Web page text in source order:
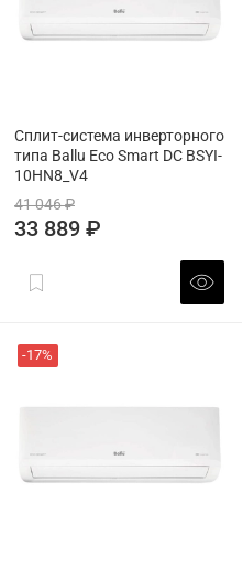
Сплит-система инверторного
типа Ballu Eco Smart DC BSYI-
10HN8_V4
41 046 ₽
33 889 ₽
-17%